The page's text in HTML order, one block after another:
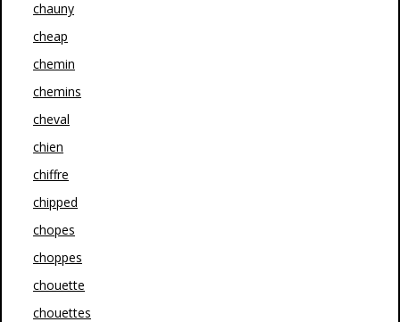
chauny
cheap
chemin
chemins
cheval
chien
chiffre
chipped
chopes
choppes
chouette
chouettes